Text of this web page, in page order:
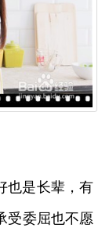
也是长辈，有
受委屈也不愿